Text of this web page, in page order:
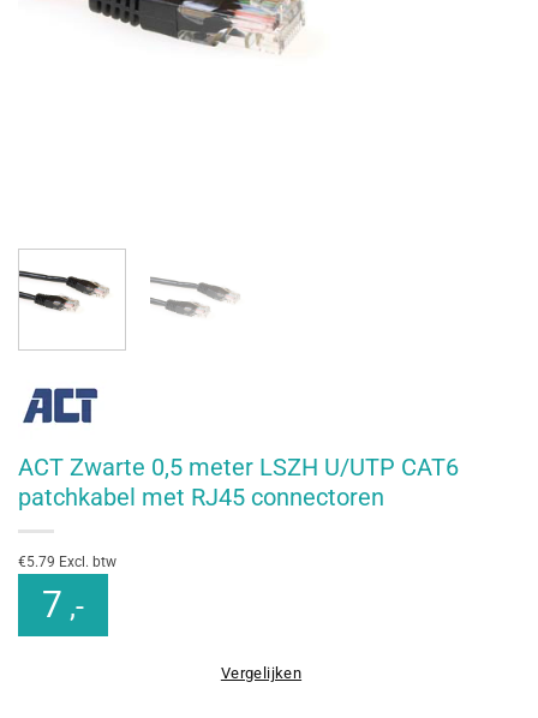
ACT Zwarte 0,5 meter LSZH U/UTP CAT6
patchkabel met RJ45 connectoren
€5.79 Excl. btw
7 ,-
Vergelijken